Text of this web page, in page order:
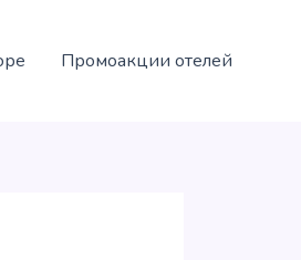
Промоакции отелей